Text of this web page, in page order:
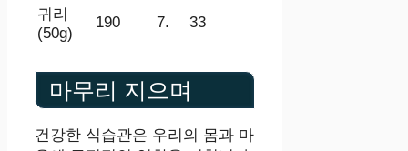
귀리
(50g)
190 7. 33
마무리 지으며
건강한 식습관은 우리의 몸과 마